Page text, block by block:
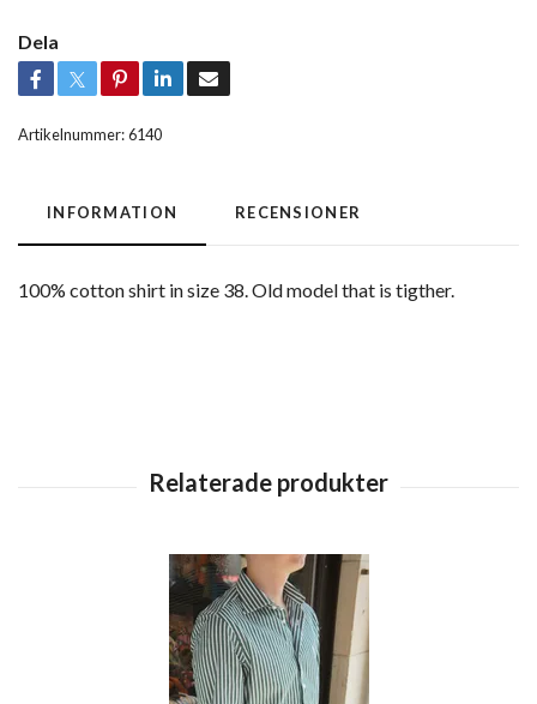
Dela
Artikelnummer:6140
INFORMATION RECENSIONER
100% cotton shirt in size 38. Old model that is tigther.